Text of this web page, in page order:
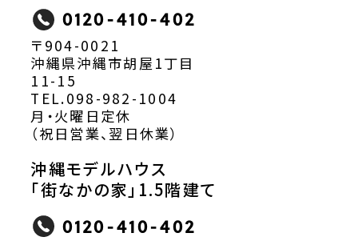
0120-410-402
〒904-0021
沖縄県沖縄市胡屋1丁目
11-15
TEL.098-982-1004
月・火曜日定休
（祝日営業、翌日休業）
沖縄モデルハウス
「街なかの家」1.5階建て
0120-410-402